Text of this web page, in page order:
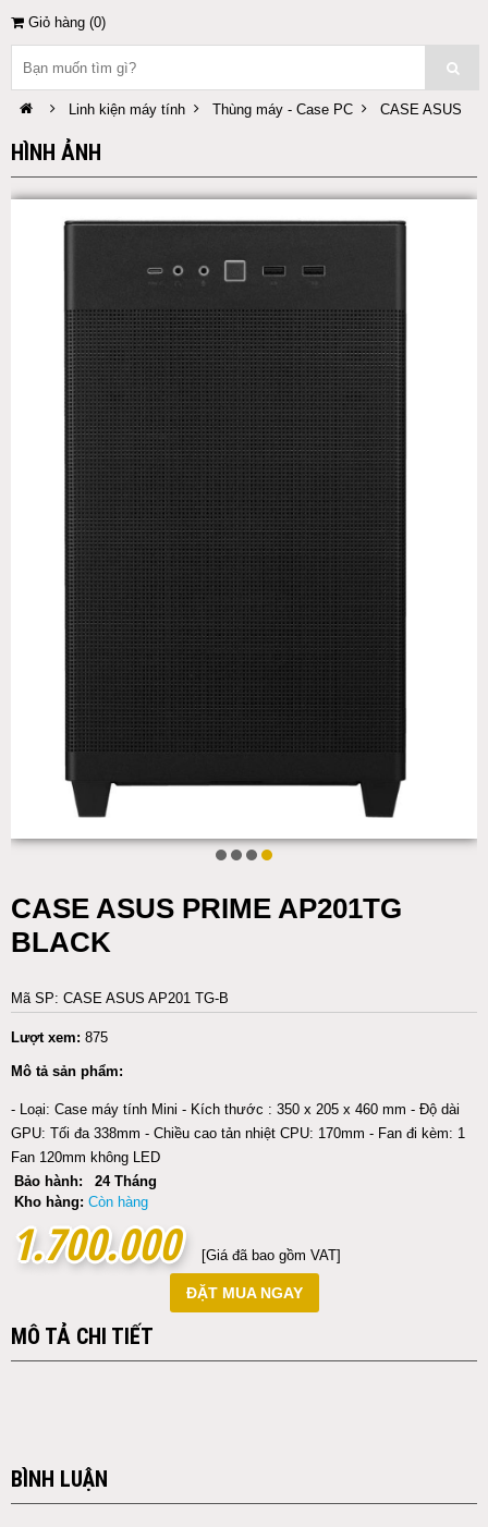
Giỏ hàng (0)
Linh kiện máy tính Thùng máy - Case PC CASE ASUS
HÌNH ẢNH
CASE ASUS PRIME AP201TG
BLACK
Mã SP: CASE ASUS AP201 TG-B
Lượt xem: 875
Mô tả sản phẩm:
- Loại: Case máy tính Mini - Kích thước : 350 x 205 x 460 mm - Độ dài
GPU: Tối đa 338mm - Chiều cao tản nhiệt CPU: 170mm - Fan đi kèm: 1
Fan 120mm không LED
Bảo hành:
24 Tháng
Kho hàng: Còn hàng
1.700.000
1.700.000 [Giá đã bao gồm VAT]
ĐẶT MUA NGAY
MÔ TẢ CHI TIẾT
BÌNH LUẬN